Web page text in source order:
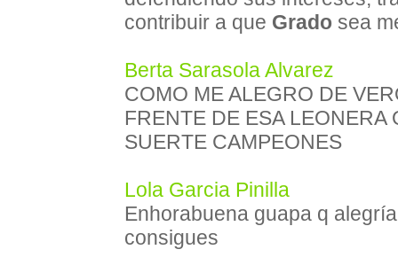
contribuir a que Grado sea
Berta Sarasola Alvarez
COMO ME ALEGRO DE
FRENTE DE ESA LEONERA
SUERTE CAMPEONES
Lola Garcia Pinilla
Enhorabuena guapa q
consigues